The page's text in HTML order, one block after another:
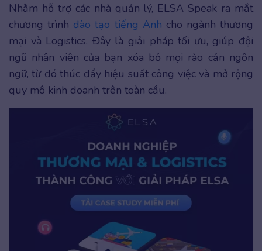
Nhằm hỗ trợ các nhà quản lý, ELSA Speak ra mắt
chương trình đào tạo tiếng Anh cho ngành thương
mại và Logistics. Đây là giải pháp tối ưu, giúp đội
ngũ nhân viên của bạn xóa bỏ mọi rào cản ngôn
ngữ, từ đó thúc đẩy hiệu suất công việc và mở rộng
quy mô kinh doanh trên toàn cầu.